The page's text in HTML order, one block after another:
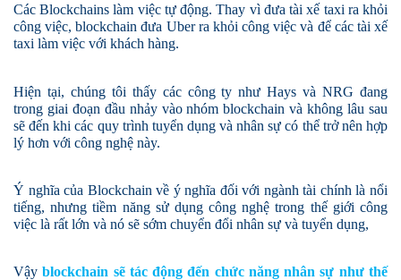
Các Blockchainslàm việc tự động. Thay vì đưa tài xế taxi ra khỏi
công việc, blockchain đưa Uber ra khỏi công việc và để các tài xế
taxi làm việc với khách hàng.
Hiện tại, chúng tôi thấy các công ty như Hays và NRG đang
trong giai đoạn đầu nhảy vào nhóm blockchain vàkhônglâusau
sẽ đến khi các quy trình tuyển dụng và nhân sự có thể trở nên hợp
lý hơn với công nghệ này.
Ý nghĩa của Blockchain về ý nghĩa đối với ngành tài chính là nổi
tiếng, nhưng tiềm năng sử dụng công nghệ trong thế giới công
việc là rất lớn và nó sẽ sớm chuyển đổi nhân sự và tuyển dụng,
Vậyblockchain sẽ tác động đến chức năng nhân sự như thế